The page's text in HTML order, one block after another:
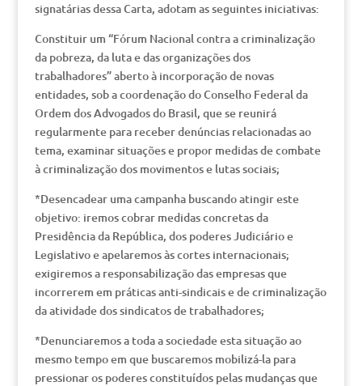
signatárias dessa Carta, adotam as seguintes iniciativas:
Constituir um “Fórum Nacional contra a criminalização
da pobreza, da luta e das organizações dos
trabalhadores” aberto à incorporação de novas
entidades, sob a coordenação do Conselho Federal da
Ordem dos Advogados do Brasil, que se reunirá
regularmente para receber denúncias relacionadas ao
tema, examinar situações e propor medidas de combate
à criminalização dos movimentos e lutas sociais;
*Desencadear uma campanha buscando atingir este
objetivo: iremos cobrar medidas concretas da
Presidência da República, dos poderes Judiciário e
Legislativo e apelaremos às cortes internacionais;
exigiremos a responsabilização das empresas que
incorrerem em práticas anti-sindicais e de criminalização
da atividade dos sindicatos de trabalhadores;
*Denunciaremos a toda a sociedade esta situação ao
mesmo tempo em que buscaremos mobilizá-la para
pressionar os poderes constituídos pelas mudanças que